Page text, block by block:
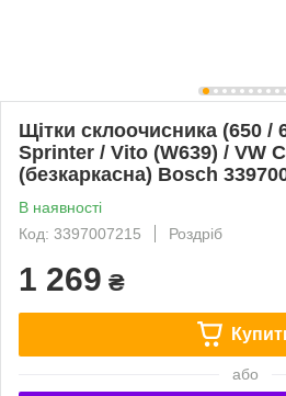
Щітки склоочисника (650 /
Sprinter / Vito (W639) / VW
(безкаркасна) Bosch
В наявності
Код: 3397007215
Роздріб
1 269 ₴
або